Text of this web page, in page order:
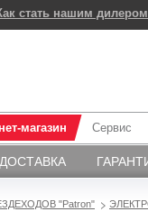
стать нашим
магазин
ДОСТАВКА
Сервис
"Patron"